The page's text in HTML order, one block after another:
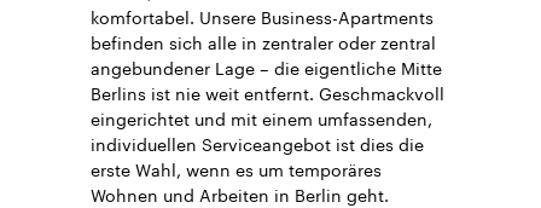
komfortabel. Unsere Business-Apartments
befinden sich alle in zentraler oder zentral
angebundener Lage – die eigentliche Mitte
Berlins ist nie weit entfernt. Geschmackvoll
eingerichtet und mit einem umfassenden,
individuellen Serviceangebot ist dies die
erste Wahl, wenn es um temporäres
Wohnen und Arbeiten in Berlin geht.